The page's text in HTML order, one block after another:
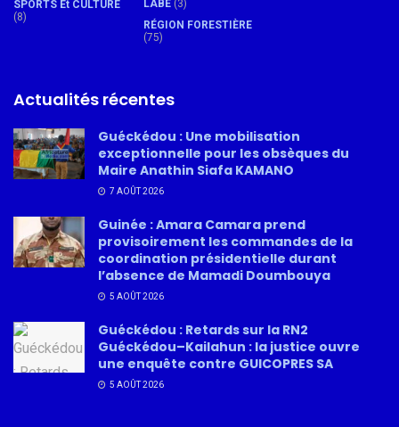
SPORTS Et CULTURE
(8)
LABÉ (3)
RÉGION FORESTIÈRE
(75)
Actualités récentes
Guéckédou : Une mobilisation
exceptionnelle pour les obsèques du
Maire Anathin Siafa KAMANO
7 AOÛT 2026
Guinée : Amara Camara prend
provisoirement les commandes de la
coordination présidentielle durant
l’absence de Mamadi Doumbouya
5 AOÛT 2026
Guéckédou : Retards sur la RN2
Guéckédou–Kailahun : la justice ouvre
une enquête contre GUICOPRES SA
5 AOÛT 2026